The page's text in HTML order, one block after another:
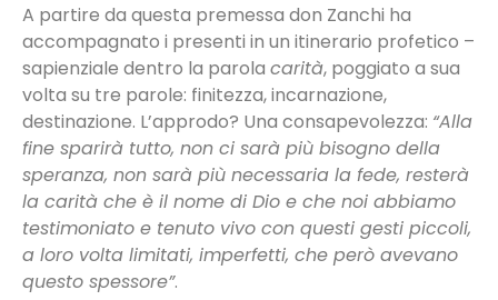
A partire da questa premessa don Zanchi ha
accompagnato i presenti in un itinerario profetico –
sapienziale dentro la parola carità, poggiato a sua
volta su tre parole: finitezza, incarnazione,
destinazione. L’approdo? Una consapevolezza: “Alla
fine sparirà tutto, non ci sarà più bisogno della
speranza, non sarà più necessaria la fede, resterà
la carità che è il nome di Dio e che noi abbiamo
testimoniato e tenuto vivo con questi gesti piccoli,
a loro volta limitati, imperfetti, che però avevano
questo spessore”.